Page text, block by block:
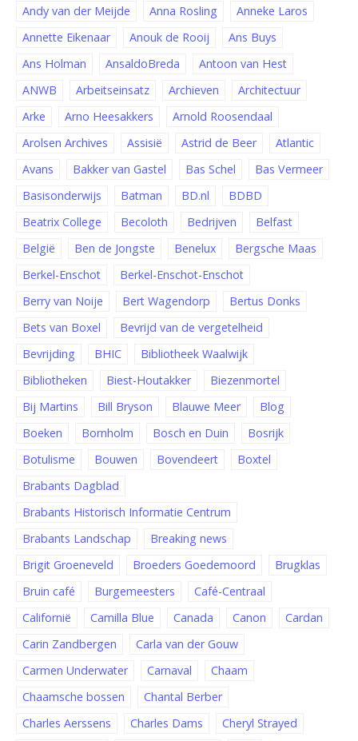
Andy van der Meijde Anna Rosling
Anneke Laros
Annette Eikenaar
Anouk de Rooij
Ans Buys
Ans Holman
AnsaldoBreda
Antoon van Hest
ANWB
Arbeitseinsatz Archieven
Architectuur
Arke
Arno Heesakkers
Arnold Roosendaal
Arolsen Archives
Assisië Astrid de Beer
Atlantic
Avans
Bakker van Gastel Bas Schel
Bas Vermeer
Basisonderwijs
Batman BD.nl
BDBD
Beatrix College
Becoloth Bedrijven
Belfast
België
Ben de Jongste Benelux
Bergsche Maas
Berkel-Enschot
Berkel-Enschot-Enschot
Berry van Noije
Bert Wagendorp
Bertus Donks
Bets van Boxel
Bevrijd van de vergetelheid
Bevrijding
BHIC
Bibliotheek Waalwijk
Bibliotheken
Biest-Houtakker
Biezenmortel
Bij Martins
Bill Bryson Blauwe Meer
Blog
Boeken
Bornholm Bosch en Duin
Bosrijk
Botulisme
Bouwen Bovendeert
Boxtel
Brabants Dagblad
Brabants Historisch Informatie Centrum
Brabants Landschap
Breaking news
Brigit Groeneveld
Broeders Goedemoord
Brugklas
Bruin café
Burgemeesters
Café-Centraal
Californië
Camilla Blue Canada Canon
Cardan
Carin Zandbergen
Carla van der Gouw
Carmen Underwater
Carnaval
Chaam
Chaamsche bossen
Chantal Berber
Charles Aerssens
Charles Dams
Cheryl Strayed